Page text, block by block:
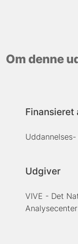
Om denne
Finansieret
Udgiver
VIVE - Det